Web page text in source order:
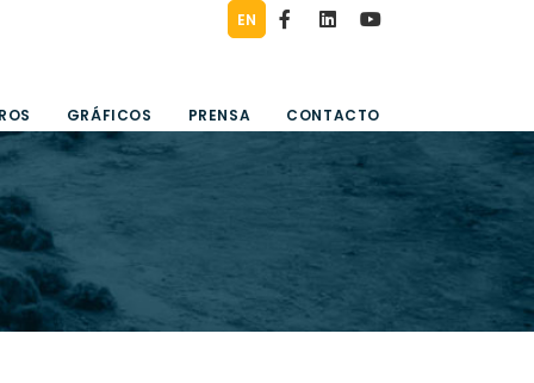
EN
GRÁFICOS PRENSA CONTACTO